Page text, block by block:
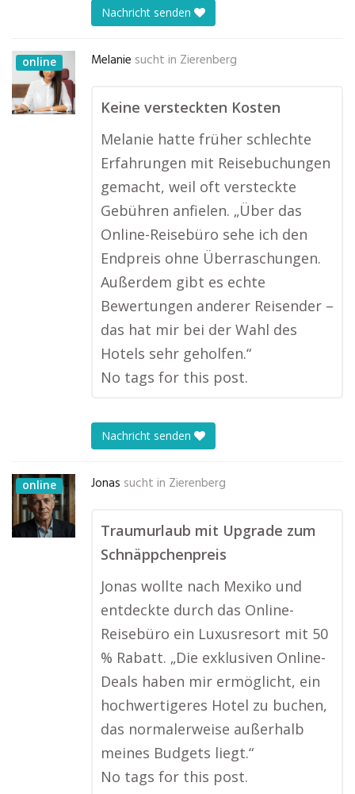
Nachricht senden
online Melanie sucht in Zierenberg
Keine versteckten Kosten
Melanie hatte früher schlechte
Erfahrungen mit Reisebuchungen
gemacht, weil oft versteckte
Gebühren anfielen. „Über das
Online-Reisebüro sehe ich den
Endpreis ohne Überraschungen.
Außerdem gibt es echte
Bewertungen anderer Reisender –
das hat mir bei der Wahl des
Hotels sehr geholfen.“
No tags for this post.
Nachricht senden
online Jonas sucht in Zierenberg
Traumurlaub mit Upgrade zum
Schnäppchenpreis
Jonas wollte nach Mexiko und
entdeckte durch das Online-
Reisebüro ein Luxusresort mit 50
% Rabatt. „Die exklusiven Online-
Deals haben mir ermöglicht, ein
hochwertigeres Hotel zu buchen,
das normalerweise außerhalb
meines Budgets liegt.“
No tags for this post.